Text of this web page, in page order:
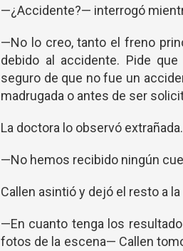
—¿Accidente?— interrogó
—No lo creo, tanto el freno
debido al accidente. Pide
seguro de que no fue un
madrugada o antes de ser
La doctora lo observó extrañada.
—No hemos recibido ningún
Callen asintió y dejó el resto a
—En cuanto tenga los
fotos de la escena— Callen